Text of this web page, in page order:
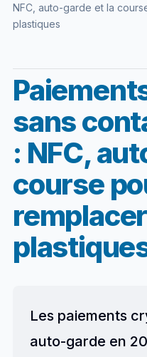
NFC, auto-garde et la
plastiques
sans
: NFC,
course
Les paiements
auto-garde en